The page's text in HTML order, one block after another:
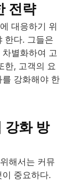
전략
대응하기 위
한다. 그들은
별화하여 고
한, 고객의 요
강화해야 한
강화 방
해서는 커뮤
중요하다.